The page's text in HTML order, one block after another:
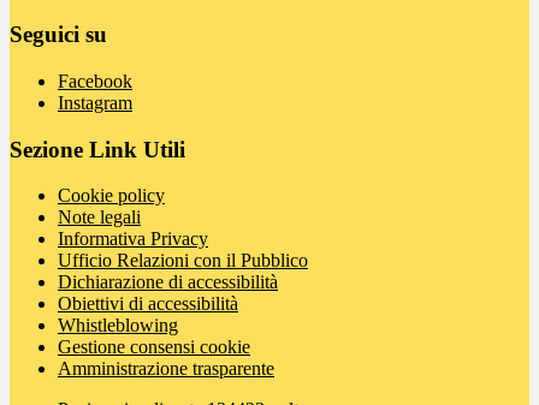
Seguici su
Facebook
Instagram
Sezione Link Utili
Cookie policy
Note legali
Informativa Privacy
Ufficio Relazioni con il Pubblico
Dichiarazione di accessibilità
Obiettivi di accessibilità
Whistleblowing
Gestione consensi cookie
Amministrazione trasparente